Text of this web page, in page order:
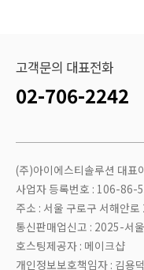
고객문의 대표전화
02-706-2242
(주)아이에스티솔루션 대표
사업자 등록번호 : 106-86-
주소 : 서울 구로구 서해안
통신판매업신고 : 2025-서
호스팅제공자 : 메이크샵
개인정보보호책임자 : 김용덕